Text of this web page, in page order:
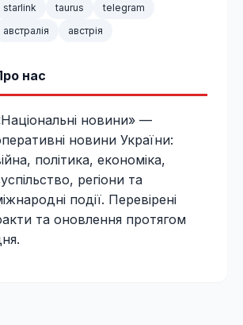
starlink
taurus
telegram
австралія
австрія
нас
новини» —
новини України:
політика, економіка,
регіони та
події. Перевірені
та оновлення протягом